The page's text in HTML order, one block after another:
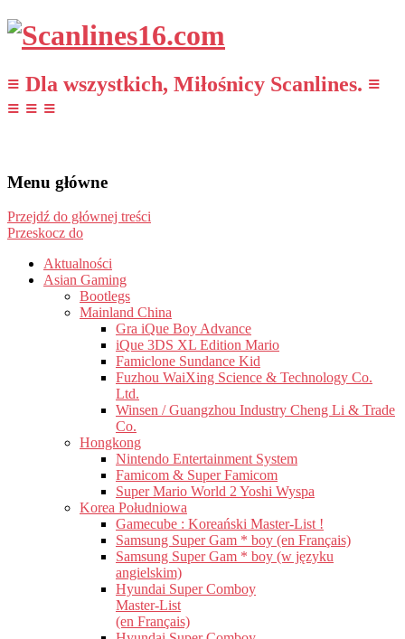
≡ Dla wszystkich, Miłośnicy Scanlines. ≡
≡ ≡ ≡
Menu główne
Przejdź do głównej treści
Przeskocz do
Aktualności
Asian Gaming
Bootlegs
Mainland China
Gra iQue Boy Advance
iQue 3DS XL Edition Mario
Famiclone Sundance Kid
Fuzhou WaiXing Science & Technology Co.
Ltd.
Winsen / Guangzhou Industry Cheng Li & Trade
Co.
Hongkong
Nintendo Entertainment System
Famicom & Super Famicom
Super Mario World 2 Yoshi Wyspa
Korea Południowa
Gamecube : Koreański Master-List !
Samsung Super Gam * boy (en Français)
Samsung Super Gam * boy (w języku
angielskim)
Hyundai Super Comboy
Master-List
(en Français)